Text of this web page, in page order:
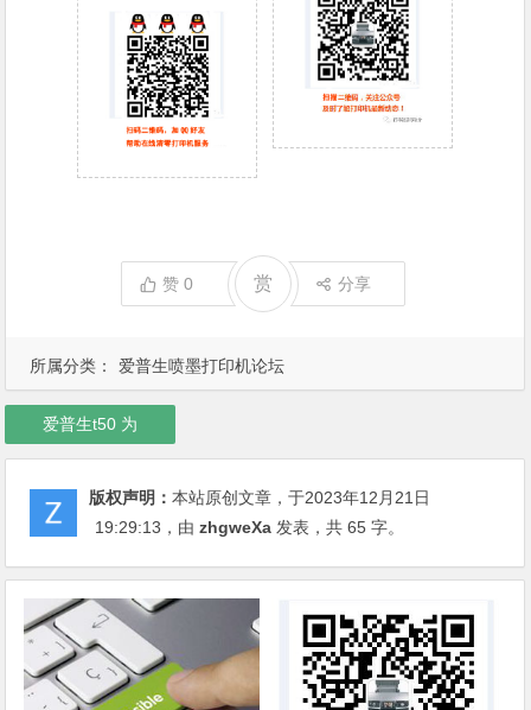
所属分类： 爱普生喷墨打印机论坛
赞0 赏 分享
爱普生t50 为
版权声明：本站原创文章，于2023年12月21日
19:29:13 ，由zhgweXa 发表，共 65 字。